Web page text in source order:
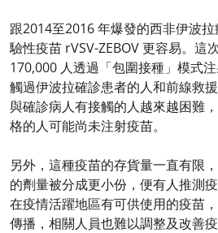
跟2014至2016 年爆發的西非伊波
驗性疫苗 rVSV-ZEBOV 更容易。這
170,000 人透過「包圍接種」模式
觸過伊波拉確診患者的人和前線救
與確診病人有接觸的人越來越困難
格的人可能尚未注射疫苗。
另外，這種疫苗的存貨量一直有限
的劑量被分成更小份，便有人推測
在疫情活躍地區有可供使用的疫苗
傳播，相關人員也難以調整及改善疫